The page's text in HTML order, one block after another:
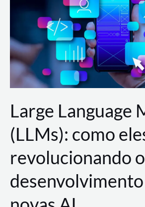
a
AWS?
Large Language
(LLMs): como
revolucionando o